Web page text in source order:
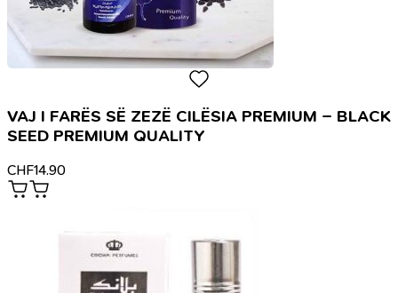
VAJ I FARËS SË ZEZË CILËSIA PREMIUM – BLACK
SEED PREMIUM QUALITY
CHF14.90